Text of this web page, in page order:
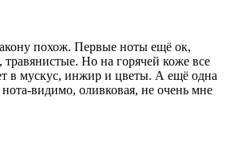
похож. Первые ноты ещё ок,
Но на горячей коже все
в мускус, инжир и цветы. А ещё одна
видимо, оливковая, не очень мне